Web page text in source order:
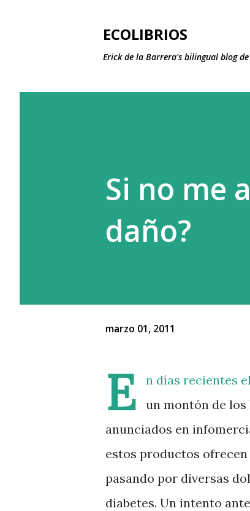
ECOLIBRIOS
Erick de la Barrera's bilingual blog
Si no me
daño?
marzo 01, 2011
E n días recientes
un montón de los
anunciados en
estos productos
pasando por diversas
diabetes. Un intento